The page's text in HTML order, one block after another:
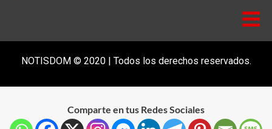
NOTISDOM © 2020 | Todos los derechos reservados.
Comparte en tus Redes Sociales